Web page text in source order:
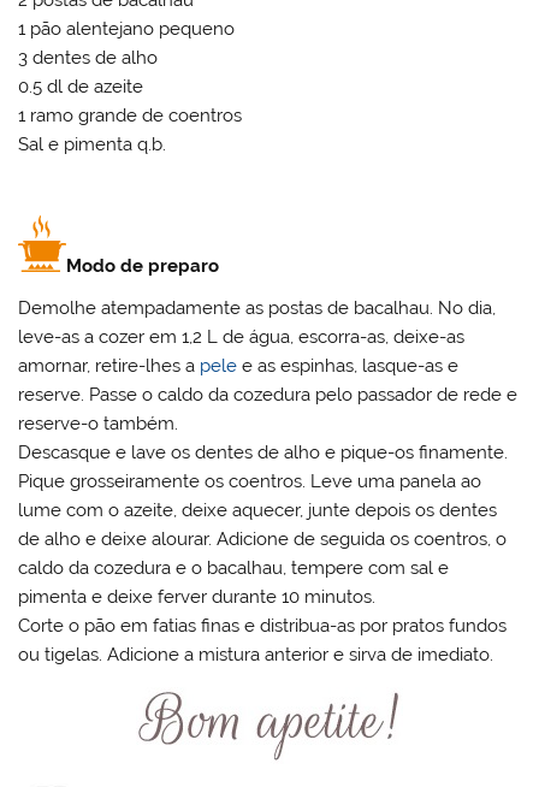
1 pão alentejano pequeno
3 dentes de alho
0.5 dl de azeite
1 ramo grande de coentros
Sal e pimenta q.b.
Modo de preparo
Demolhe atempadamente as postas de bacalhau. No dia,
leve-as a cozer em 1,2 L de água, escorra-as, deixe-as
amornar, retire-lhes a pele e as espinhas, lasque-as e
reserve. Passe o caldo da cozedura pelo passador de rede e
reserve-o também.
Descasque e lave os dentes de alho e pique-os finamente.
Pique grosseiramente os coentros. Leve uma panela ao
lume com o azeite, deixe aquecer, junte depois os dentes
de alho e deixe alourar. Adicione de seguida os coentros, o
caldo da cozedura e o bacalhau, tempere com sal e
pimenta e deixe ferver durante 10 minutos.
Corte o pão em fatias finas e distribua-as por pratos fundos
ou tigelas. Adicione a mistura anterior e sirva de imediato.